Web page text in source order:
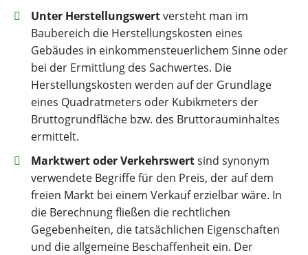
Unter Herstellungswertversteht man im
Baubereich die Herstellungskosten eines
Gebäudes in einkommensteuerlichem Sinne oder
bei der Ermittlung des Sachwertes. Die
Herstellungskosten werden auf der Grundlage
eines Quadratmeters oder Kubikmeters der
Bruttogrundfläche bzw. des Bruttorauminhaltes
ermittelt.
Marktwert oder Verkehrswertsind synonym
verwendete Begriffe für den Preis, der auf dem
freien Markt bei einem Verkauf erzielbar wäre. In
die Berechnung fließen die rechtlichen
Gegebenheiten, die tatsächlichen Eigenschaften
und die allgemeine Beschaffenheit ein. Der